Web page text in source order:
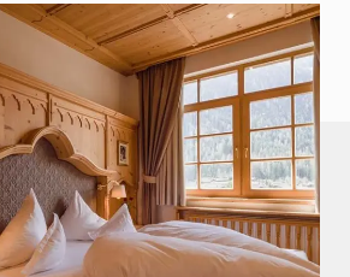
Meetings